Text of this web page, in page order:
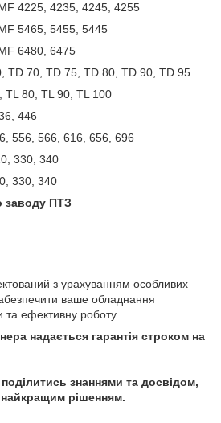
4225, 4235, 4245, 4255
5465, 5455, 5445
6480, 6475
TD 70, TD 75, TD 80, TD 90, TD 95
TL 80, TL 90, TL 100
446
556, 566, 616, 656, 696
330, 340
330, 340
заводу ПТЗ
з урахуванням особливих
ваше обладнання
та ефективну роботу.
надається гарантія строком на
знаннями та досвідом,
рішенням.